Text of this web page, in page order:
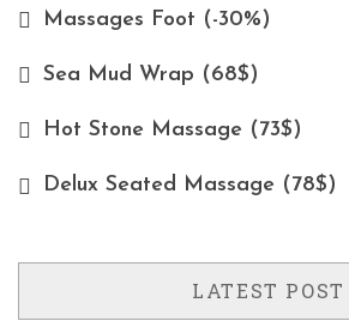
Massages Foot (-30%)
Sea Mud Wrap (68$)
Hot Stone Massage (73$)
Delux Seated Massage (78$)
LATEST POST